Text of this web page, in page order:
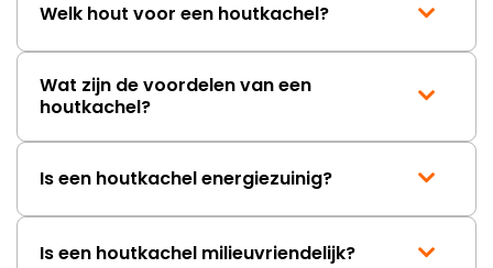
Welk hout voor een houtkachel?
Wat zijn de voordelen van een
houtkachel?
Is een houtkachel energiezuinig?
Is een houtkachel milieuvriendelijk?